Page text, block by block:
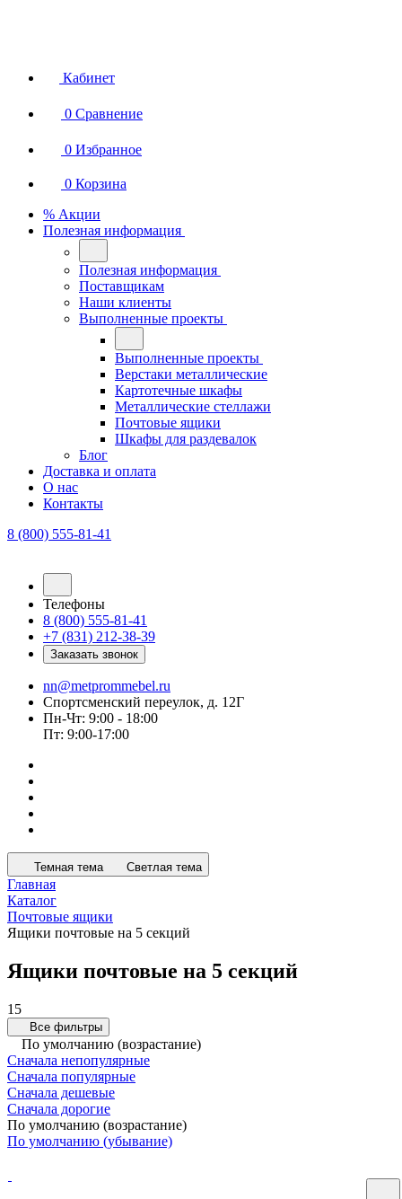
Кабинет
0 Сравнение
0 Избранное
0 Корзина
% Акции
Полезная информация
Полезная информация
Поставщикам
Наши клиенты
Выполненные проекты
Выполненные проекты
Верстаки металлические
Картотечные шкафы
Металлические стеллажи
Почтовые ящики
Шкафы для раздевалок
Блог
Доставка и оплата
О нас
Контакты
8 (800) 555-81-41
Телефоны
8 (800) 555-81-41
+7 (831) 212-38-39
Заказать звонок
nn@metprommebel.ru
Спортсменский переулок, д. 12Г
Пн-Чт: 9:00 - 18:00
Пт: 9:00-17:00
Темная тема Светлая тема
Главная
Каталог
Почтовые ящики
Ящики почтовые на 5 секций
Ящики почтовые на 5 секций
15
Все фильтры
По умолчанию (возрастание)
Сначала непопулярные
Сначала популярные
Сначала дешевые
Сначала дорогие
По умолчанию (возрастание)
По умолчанию (убывание)